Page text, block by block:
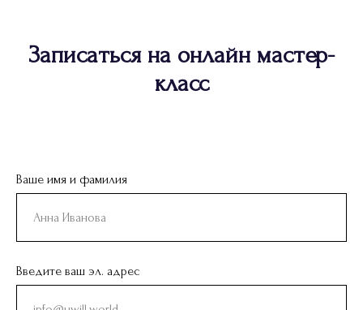
Записаться на онлайн мастер-
класс
Ваше имя и фамилия
Введите ваш эл. адрес